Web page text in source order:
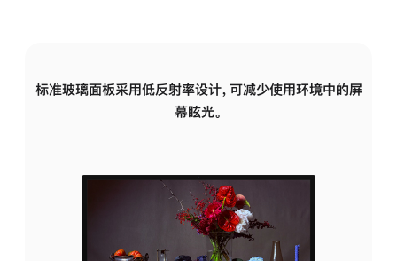
标准玻璃面板采用低反射率设计，可减少使用环境中的屏
幕眩光。